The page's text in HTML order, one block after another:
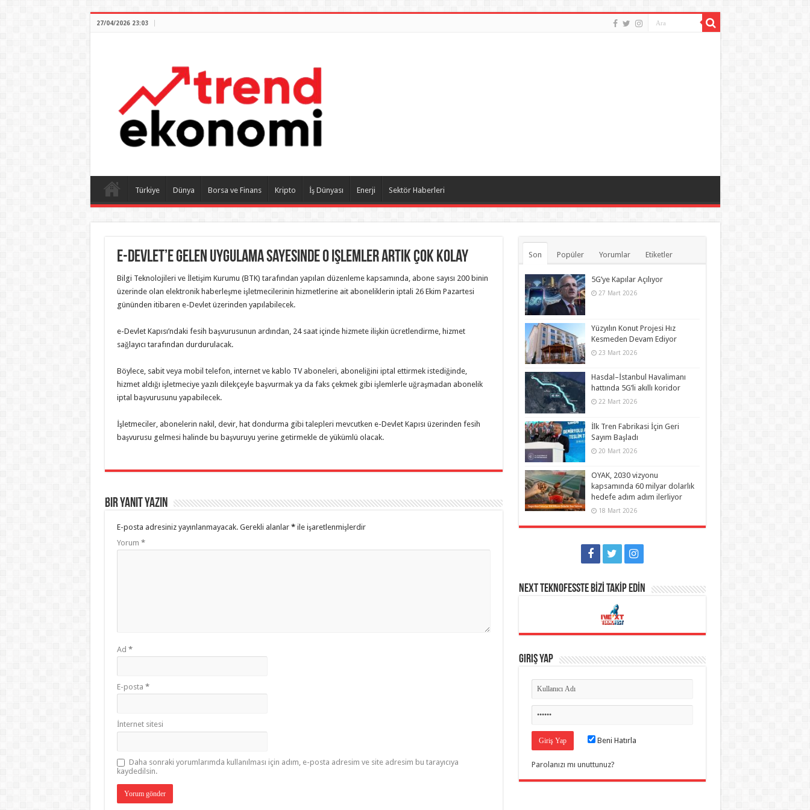
27/04/2026 23:03
Türkiye Dünya Borsa ve Finans Kripto İş Dünyası Enerji Sektör Haberleri
E-Devlet’e Gelen Uygulama Sayesinde O işlemler Artık Çok Kolay
Bilgi Teknolojileri ve İletişim Kurumu (BTK) tarafından yapılan düzenleme kapsamında, abone sayısı 200 binin
üzerinde olan elektronik haberleşme işletmecilerinin hizmetlerine ait aboneliklerin iptali 26 Ekim Pazartesi
gününden itibaren e-Devlet üzerinden yapılabilecek.
e-Devlet Kapısı’ndaki fesih başvurusunun ardından, 24 saat içinde hizmete ilişkin ücretlendirme, hizmet
sağlayıcı tarafından durdurulacak.
Böylece, sabit veya mobil telefon, internet ve kablo TV aboneleri, aboneliğini iptal ettirmek istediğinde,
hizmet aldığı işletmeciye yazılı dilekçeyle başvurmak ya da faks çekmek gibi işlemlerle uğraşmadan abonelik
iptal başvurusunu yapabilecek.
İşletmeciler, abonelerin nakil, devir, hat dondurma gibi talepleri mevcutken e-Devlet Kapısı üzerinden fesih
başvurusu gelmesi halinde bu başvuruyu yerine getirmekle de yükümlü olacak.
Bir yanıt yazın
E-posta adresiniz yayınlanmayacak. Gerekli alanlar *ile işaretlenmişlerdir
Yorum *
Ad *
E-posta *
İnternet sitesi
Daha sonraki yorumlarımda kullanılması için adım, e-posta adresim ve site adresim bu tarayıcıya
kaydedilsin.
Son Popüler Yorumlar Etiketler
5G’ye Kapılar Açılıyor
27 Mart 2026
Yüzyılın Konut Projesi Hız
Kesmeden Devam Ediyor
23 Mart 2026
Hasdal–İstanbul Havalimanı
hattında 5G’li akıllı koridor
22 Mart 2026
İlk Tren Fabrikasi İçin Geri
Sayım Başladı
20 Mart 2026
OYAK, 2030 vizyonu
kapsamında 60 milyar dolarlık
hedefe adım adım ilerliyor
18 Mart 2026
NEXT TEKNOFESSTE BİZİ TAKİP EDİN
Giriş Yap
Beni Hatırla
Parolanızı mı unuttunuz?